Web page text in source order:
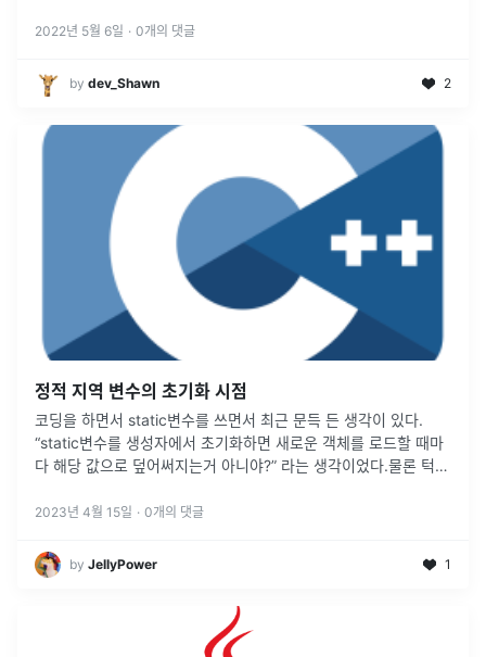
2022년 5월 6일 · 0개의 댓글
by dev_Shawn 2
정적 지역 변수의 초기화 시점
코딩을 하면서 static변수를 쓰면서 최근 문득 든 생각이 있다.
“static변수를 생성자에서 초기화하면 새로운 객체를 로드할 때마
다 해당 값으로 덮어써지는거 아니야?” 라는 생각이었다.물론 턱도
은 직...
2023년 4월 15일 · 0개의 댓글
by JellyPower 1